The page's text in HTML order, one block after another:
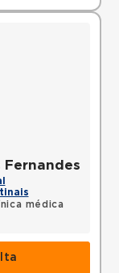
Fernandes
médica